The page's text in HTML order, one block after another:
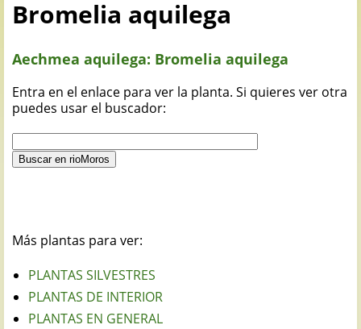
Bromelia aquilega
Aechmea aquilega: Bromelia aquilega
Entra en el enlace para ver la planta. Si quieres ver otra
puedes usar el buscador:
Más plantas para ver:
PLANTAS SILVESTRES
PLANTAS DE INTERIOR
PLANTAS EN GENERAL